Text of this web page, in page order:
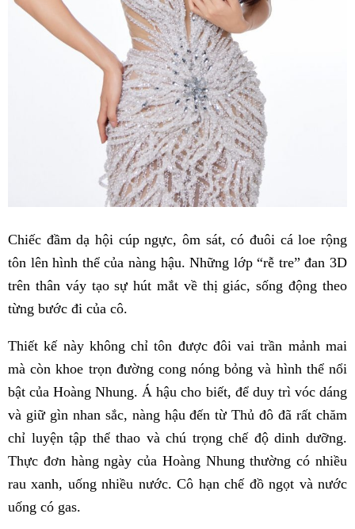
Chiếc đầm dạ hội cúp ngực, ôm sát, có đuôi cá loe rộng
tôn lên hình thể của nàng hậu. Những lớp “rễ tre” đan 3D
trên thân váy tạo sự hút mắt về thị giác, sống động theo
từng bước đi của cô.
Thiết kế này không chỉ tôn được đôi vai trần mảnh mai
mà còn khoe trọn đường cong nóng bỏng và hình thể nổi
bật của Hoàng Nhung. Á hậu cho biết, để duy trì vóc dáng
và giữ gìn nhan sắc, nàng hậu đến từ Thủ đô đã rất chăm
chỉ luyện tập thể thao và chú trọng chế độ dinh dưỡng.
Thực đơn hàng ngày của Hoàng Nhung thường có nhiều
rau xanh, uống nhiều nước. Cô hạn chế đồ ngọt và nước
uống có gas.